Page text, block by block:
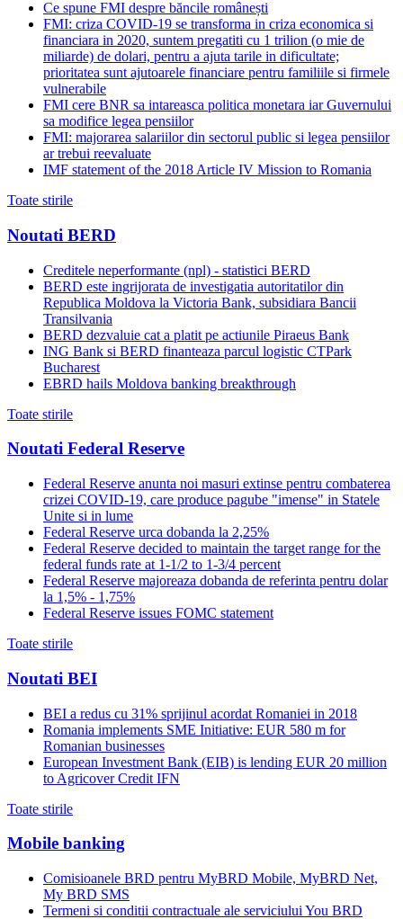
Ce spune FMI despre băncile românești
FMI: criza COVID-19 se transforma in criza economica si
financiara in 2020, suntem pregatiti cu 1 trilion (o mie de
miliarde) de dolari, pentru a ajuta tarile in dificultate;
prioritatea sunt ajutoarele financiare pentru familiile si firmele
vulnerabile
FMI cere BNR sa intareasca politica monetara iar Guvernului
sa modifice legea pensiilor
FMI: majorarea salariilor din sectorul public si legea pensiilor
ar trebui reevaluate
IMF statement of the 2018 Article IV Mission to Romania
Toate stirile
Noutati BERD
Creditele neperformante (npl) - statistici BERD
BERD este ingrijorata de investigatia autoritatilor din
Republica Moldova la Victoria Bank, subsidiara Bancii
Transilvania
BERD dezvaluie cat a platit pe actiunile Piraeus Bank
ING Bank si BERD finanteaza parcul logistic CTPark
Bucharest
EBRD hails Moldova banking breakthrough
Toate stirile
Noutati Federal Reserve
Federal Reserve anunta noi masuri extinse pentru combaterea
crizei COVID-19, care produce pagube "imense" in Statele
Unite si in lume
Federal Reserve urca dobanda la 2,25%
Federal Reserve decided to maintain the target range for the
federal funds rate at 1-1/2 to 1-3/4 percent
Federal Reserve majoreaza dobanda de referinta pentru dolar
la 1,5% - 1,75%
Federal Reserve issues FOMC statement
Toate stirile
Noutati BEI
BEI a redus cu 31% sprijinul acordat Romaniei in 2018
Romania implements SME Initiative: EUR 580 m for
Romanian businesses
European Investment Bank (EIB) is lending EUR 20 million
to Agricover Credit IFN
Toate stirile
Mobile banking
Comisioanele BRD pentru MyBRD Mobile, MyBRD Net,
My BRD SMS
Termeni si conditii contractuale ale serviciului You BRD